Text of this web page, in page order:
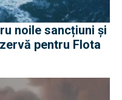
noile sancțiuni și
pentru Flota